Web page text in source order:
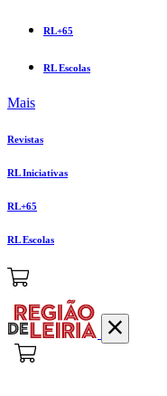
RL+65
RL Escolas
Mais
Revistas
RL Iniciativas
RL+65
RL Escolas